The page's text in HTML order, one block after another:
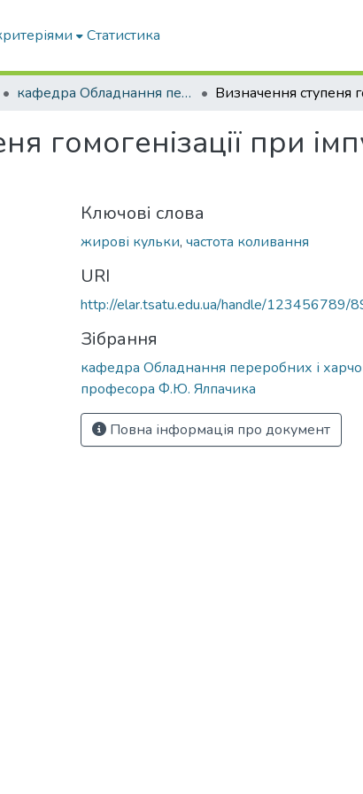
Статистика
кафедра Обладнання переробних і харчових виробництв ім. професора Ф.Ю. Ялпачика
гомогенізації при
Ключові слова
жирові кульки, частота коливання
URI
http://elar.tsatu.edu.ua/handle/123456789/
Зібрання
кафедра Обладнання переробних і
професора Ф.Ю. Ялпачика
Повна інформація про документ